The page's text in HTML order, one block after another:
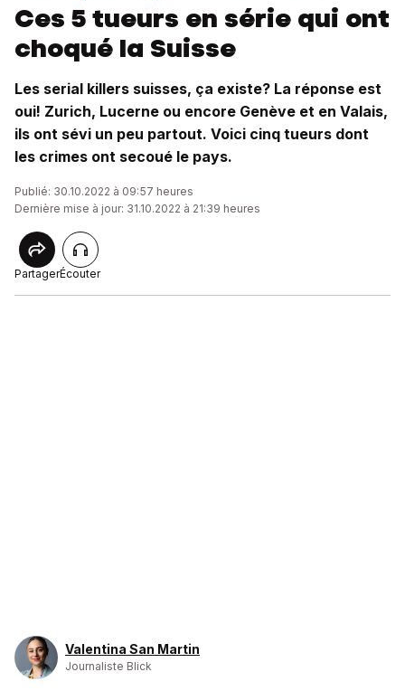
Ces 5 tueurs en série qui ont
choqué la Suisse
Les serial killers suisses, ça existe? La réponse est
oui! Zurich, Lucerne ou encore Genève et en Valais,
ils ont sévi un peu partout. Voici cinq tueurs dont
les crimes ont secoué le pays.
Publié: 30.10.2022 à 09:57 heures
Dernière mise à jour: 31.10.2022 à 21:39 heures
PartagerÉcouter
Valentina San Martin
Journaliste Blick